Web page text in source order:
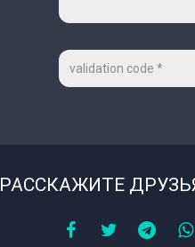
Код
на
картинке
РАССКАЖИТЕ